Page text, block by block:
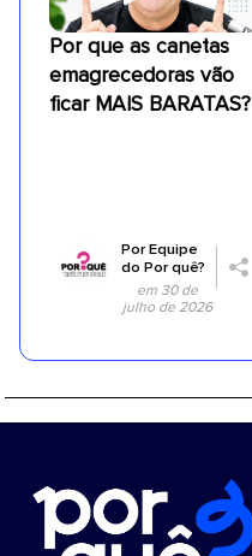
Por que as canetas
emagrecedoras vão
ficar MAIS BARATAS?
PorEquipe
do Por quê?
em 30 de
julho de 2026